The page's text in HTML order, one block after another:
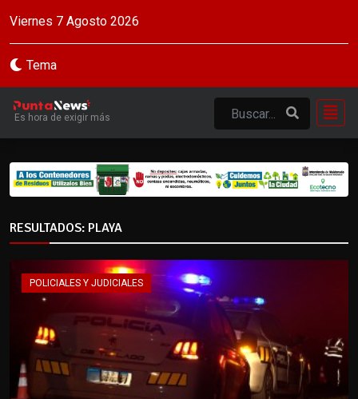
Viernes 7 Agosto 2026
Tema
Es hora de exigir más
RESULTADOS: PLAYA
POLICIALES Y JUDICIALES